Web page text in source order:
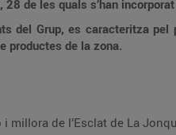
28 de les quals s’han
del Grup, es caracteritza
productes de la zona.
de l’Esclat de La